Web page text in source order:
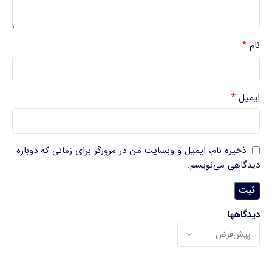
دیدگاهها
نام *
ایمیل *
ذخیره نام، ایمیل و وبسایت من در مرورگر برای زمانی که دوباره
دیدگاهی می‌نویسم.